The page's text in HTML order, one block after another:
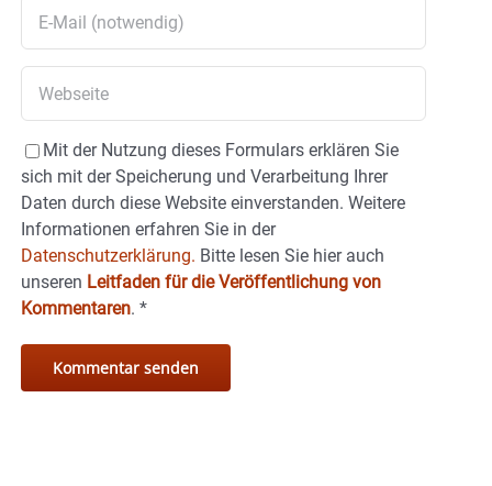
Mit der Nutzung dieses Formulars erklären Sie
sich mit der Speicherung und Verarbeitung Ihrer
Daten durch diese Website einverstanden. Weitere
Informationen erfahren Sie in der
Datenschutzerklärung. Bitte lesen Sie hier auch
unseren Leitfaden für die Veröffentlichung von
Kommentaren. *